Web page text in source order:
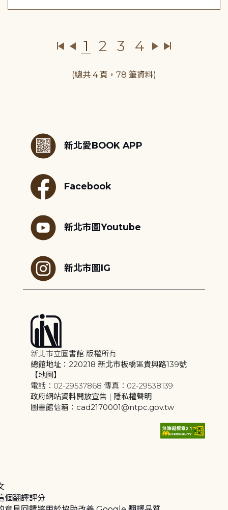
1 2 3 4
(總共 4 頁，78 筆資料)
新北愛BOOK APP
Facebook
新北市圖Youtube
新北市圖IG
新北市立圖書館 版權所有
總館地址：220218 新北市板橋區貴興路139號
【地圖】
電話：02-29537868 傳真：02-29538139
政府網站資料開放宣告 | 隱私權聲明
圖書館信箱：cad2170001@ntpc.gov.tw
個翻譯評分